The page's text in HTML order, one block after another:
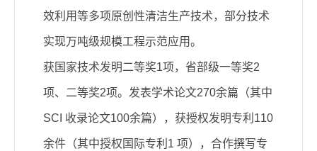
效利用等多项原创性清洁生产技术，部分技术
实现万吨级规模工程示范应用。
获国家技术发明二等奖1项，省部级一等奖2
项、二等奖2项。发表学术论文270余篇（其中
SCI 收录论文100余篇），获授权发明专利110
余件（其中授权国际专利1 项），合作撰写专